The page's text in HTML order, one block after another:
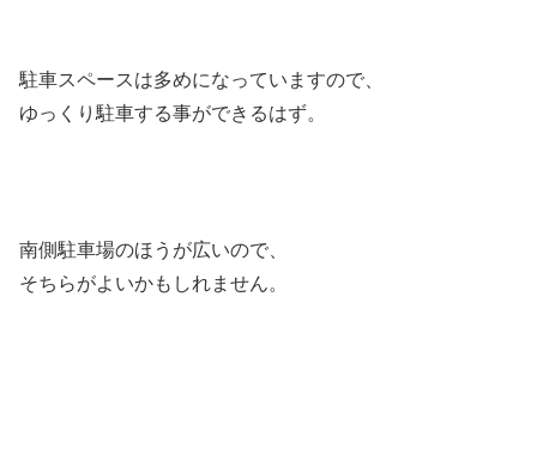
駐車スペースは多めになっていますので、
ゆっくり駐車する事ができるはず。
南側駐車場のほうが広いので、
そちらがよいかもしれません。